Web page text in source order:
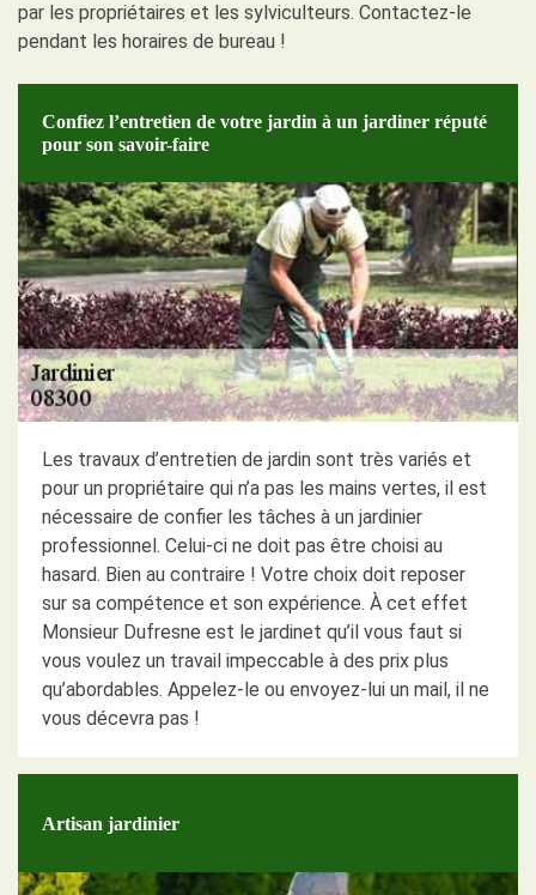
par les propriétaires et les sylviculteurs. Contactez-le
pendant les horaires de bureau !
Confiez l’entretien de votre jardin à un jardiner réputé
pour son savoir-faire
Les travaux d’entretien de jardin sont très variés et
pour un propriétaire qui n’a pas les mains vertes, il est
nécessaire de confier les tâches à un jardinier
professionnel. Celui-ci ne doit pas être choisi au
hasard. Bien au contraire ! Votre choix doit reposer
sur sa compétence et son expérience. À cet effet
Monsieur Dufresne est le jardinet qu’il vous faut si
vous voulez un travail impeccable à des prix plus
qu’abordables. Appelez-le ou envoyez-lui un mail, il ne
vous décevra pas !
Artisan jardinier